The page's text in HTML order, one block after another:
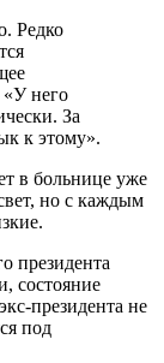
Редко
«У него
За
к этому».
в больнице уже
но с каждым
президента
состояние
президента не
под